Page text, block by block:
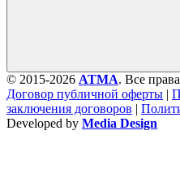
© 2015-2026 ATMA. Все
Договор публичной оферты |
заключения договоров |
Developed by Media Design